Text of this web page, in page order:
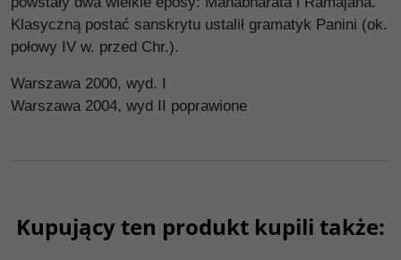
Klasyczną postać sanskrytu ustalił gramatyk Panini (ok.
połowy IV w. przed Chr.).
Warszawa 2000, wyd. I
Warszawa 2004, wyd II poprawione
Kupujący ten produkt kupili także: